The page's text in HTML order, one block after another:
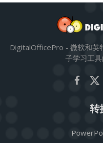
DigitalOfficePro - 微软和英
子学习工具
转